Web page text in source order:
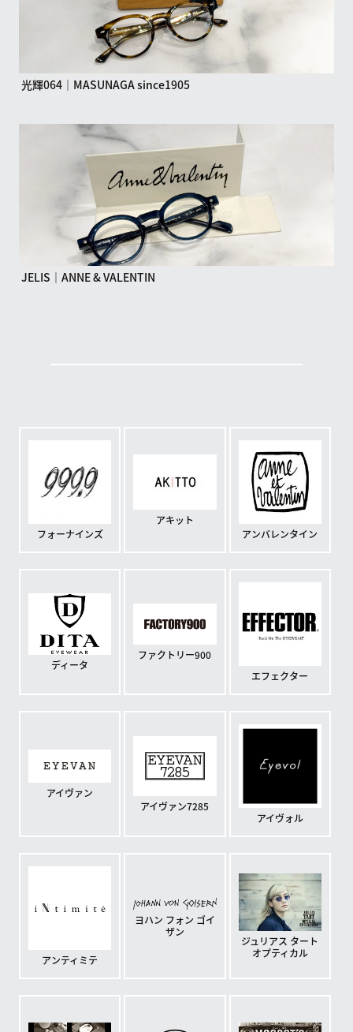
光輝064｜MASUNAGA since1905
JELIS｜ANNE & VALENTIN
フォーナインズ
アキット
アンバレンタイン
ディータ
ファクトリー900
エフェクター
アイヴァン
アイヴァン7285
アイヴォル
アンティミテ
ヨハン フォン ゴイ
ザン
ジュリアス タート
オプティカル